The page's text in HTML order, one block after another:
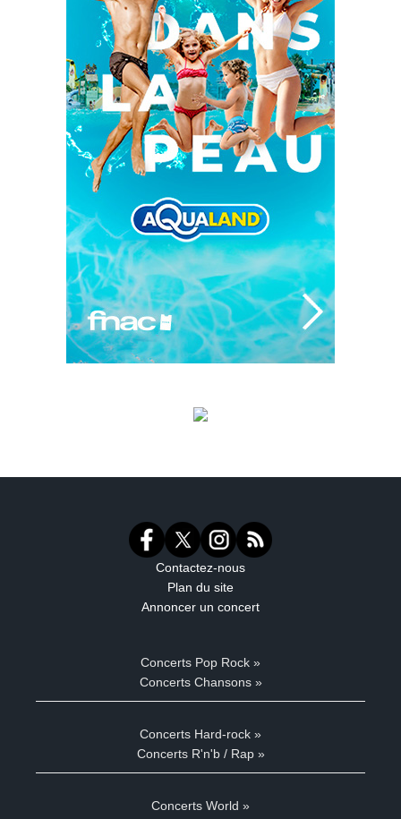
Contactez-nous
Plan du site
Annoncer un concert
Concerts Pop Rock »
Concerts Chansons »
Concerts Hard-rock »
Concerts R'n'b / Rap »
Concerts World »